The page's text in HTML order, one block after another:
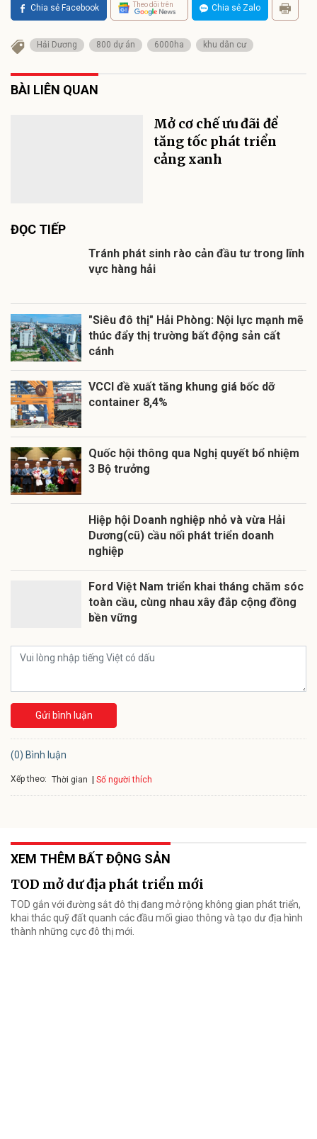
Chia sẻ Facebook Theo dõi trên Chia sẻ Zalo
Hải Dương 800 dự án 6000ha khu dân cư
BÀI LIÊN QUAN
Mở cơ chế ưu đãi để
tăng tốc phát triển
cảng xanh
ĐỌC TIẾP
Tránh phát sinh rào cản đầu tư trong lĩnh
vực hàng hải
"Siêu đô thị" Hải Phòng: Nội lực mạnh mẽ
thúc đẩy thị trường bất động sản cất
cánh
VCCI đề xuất tăng khung giá bốc dỡ
container 8,4%
Quốc hội thông qua Nghị quyết bổ nhiệm
3 Bộ trưởng
Hiệp hội Doanh nghiệp nhỏ và vừa Hải
Dương(cũ) cầu nối phát triển doanh
nghiệp
Ford Việt Nam triển khai tháng chăm sóc
toàn cầu, cùng nhau xây đắp cộng đồng
bền vững
Gửi bình luận
(0) Bình luận
Xếp theo: Thời gian Số người thích
XEM THÊM BẤT ĐỘNG SẢN
TOD mở dư địa phát triển mới
TOD gắn với đường sắt đô thị đang mở rộng không gian phát triển,
khai thác quỹ đất quanh các đầu mối giao thông và tạo dư địa hình
thành những cực đô thị mới.